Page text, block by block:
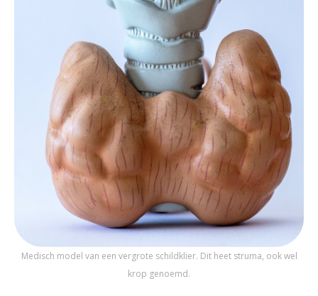
Medisch model van een vergrote schildklier. Dit heet struma, ook wel
krop genoemd.